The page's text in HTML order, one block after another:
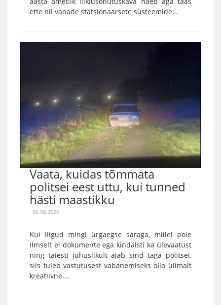
ette nii vanade statsionaarsete süsteemide...
Vaata, kuidas tõmmata
politsei eest uttu, kui tunned
hästi maastikku
06.08.2026
Kui liigud mingi ürgaegse saraga, millel pole
ilmselt ei dokumente ega kindalsti ka ülevaatust
ning täiesti juhuslikult ajab sind taga politsei,
siis tuleb vastutusest vabanemiseks olla ülimalt
kreatiivne....